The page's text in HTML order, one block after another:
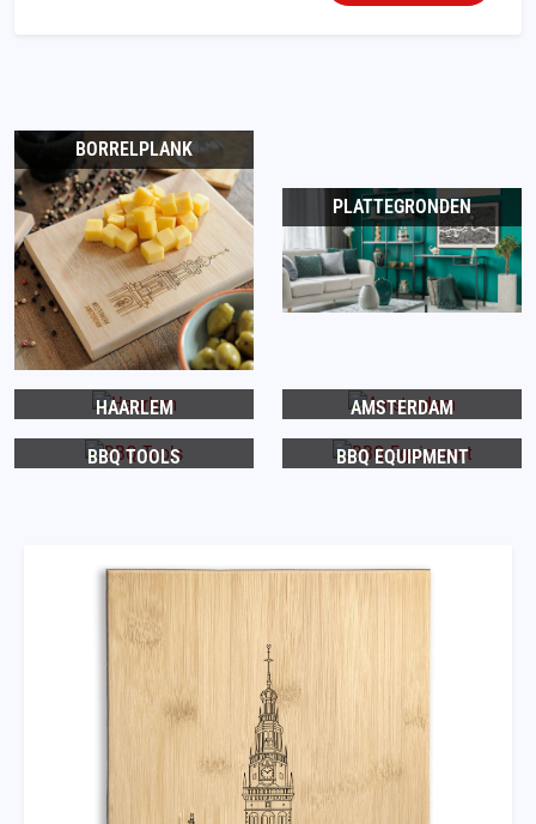
BORRELPLANK
PLATTEGRONDEN
HAARLEM AMSTERDAM
BBQ TOOLS BBQ EQUIPMENT